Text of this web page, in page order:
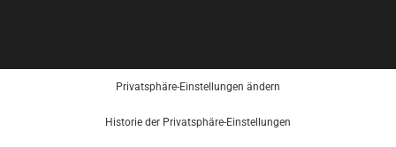
Privatsphäre-Einstellungen ändern
Historie der Privatsphäre-Einstellungen